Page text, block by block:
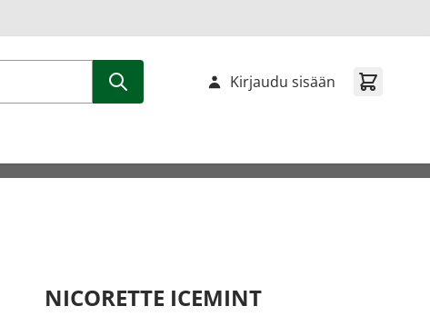
Kirjaudu sisään
NICORETTE ICEMINT